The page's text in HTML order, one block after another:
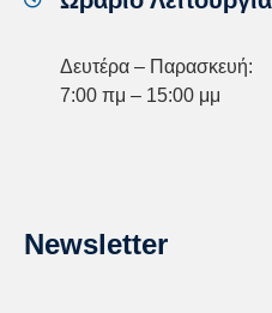
Δευτέρα – Παρασκευή:
7:00 πμ – 15:00 μμ
Newsletter